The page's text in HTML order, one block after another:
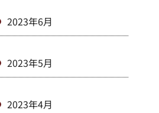
2023年6月
2023年5月
2023年4月